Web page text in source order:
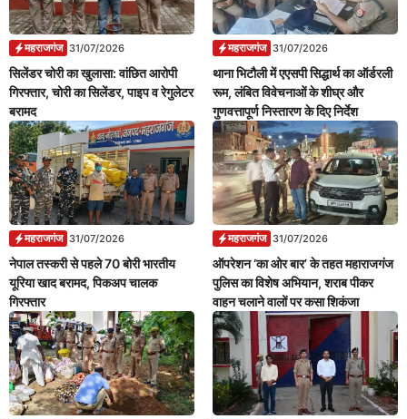
महराजगंज 31/07/2026
सिलेंडर चोरी का खुलासा: वांछित आरोपी
गिरफ्तार, चोरी का सिलेंडर, पाइप व रेगुलेटर
बरामद
महराजगंज 31/07/2026
थाना भिटौली में एएसपी सिद्धार्थ का ऑर्डरली
रूम, लंबित विवेचनाओं के शीघ्र और
गुणवत्तापूर्ण निस्तारण के दिए निर्देश
महराजगंज 31/07/2026
नेपाल तस्करी से पहले 70 बोरी भारतीय
यूरिया खाद बरामद, पिकअप चालक
गिरफ्तार
महराजगंज 31/07/2026
ऑपरेशन ‘का ओर बार’ के तहत महाराजगंज
पुलिस का विशेष अभियान, शराब पीकर
वाहन चलाने वालों पर कसा शिकंजा